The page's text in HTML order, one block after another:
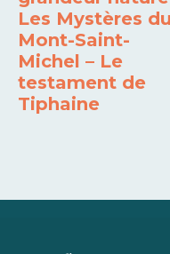
Les Mystères du
Mont-Saint-
Michel – Le
testament de
Tiphaine